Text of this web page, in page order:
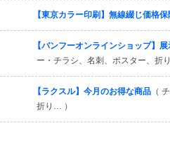
【東京カラー印刷】無線綴じ価格
【バンフーオンラインショップ】
ー・チラシ、名刺、ポスター、折
【ラクスル】今月のお得な商品 （
折り… ）